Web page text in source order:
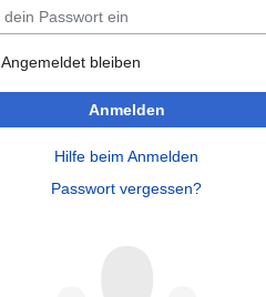
Angemeldet bleiben
Anmelden
Hilfe beim Anmelden
Passwort vergessen?